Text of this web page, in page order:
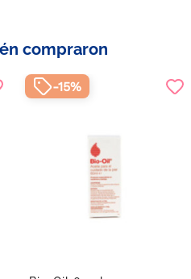
compraron
-15%